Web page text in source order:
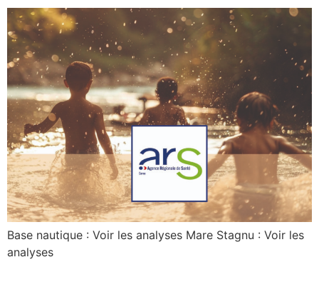
Base nautique : Voir les analyses Mare Stagnu : Voir les
analyses